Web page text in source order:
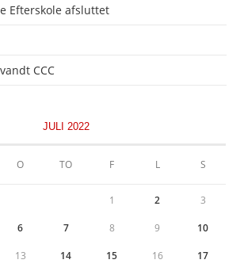
Efterskole afsluttet
CCC
JULI 2022
O TO F L S
1 2 3
6 7 8 9 10
13 14 15 16 17